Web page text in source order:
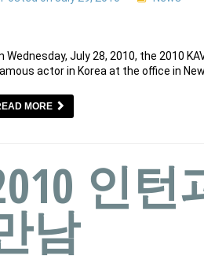
Wednesday, July 28, 2010, the 2010
actor in Korea at the office in
MORE
인
남